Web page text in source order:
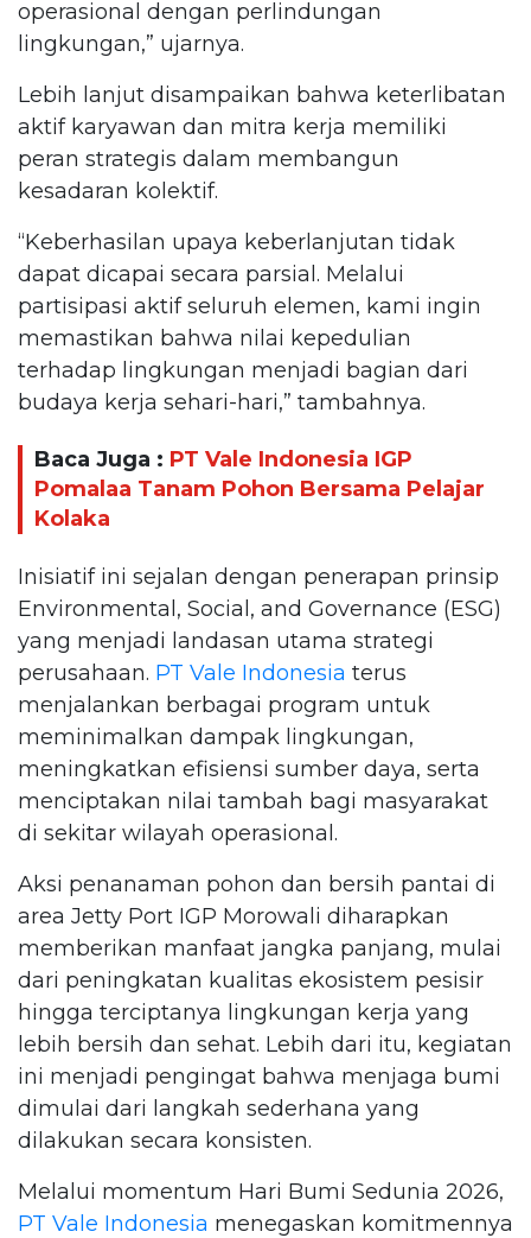
operasional dengan perlindungan
lingkungan,” ujarnya.
Lebih lanjut disampaikan bahwa keterlibatan
aktif karyawan dan mitra kerja memiliki
peran strategis dalam membangun
kesadaran kolektif.
“Keberhasilan upaya keberlanjutan tidak
dapat dicapai secara parsial. Melalui
partisipasi aktif seluruh elemen, kami ingin
memastikan bahwa nilai kepedulian
terhadap lingkungan menjadi bagian dari
budaya kerja sehari-hari,” tambahnya.
Baca Juga : PT Vale Indonesia IGP
Pomalaa Tanam Pohon Bersama Pelajar
Kolaka
Inisiatif ini sejalan dengan penerapan prinsip
Environmental, Social, and Governance (ESG)
yang menjadi landasan utama strategi
perusahaan. PT Vale Indonesia terus
menjalankan berbagai program untuk
meminimalkan dampak lingkungan,
meningkatkan efisiensi sumber daya, serta
menciptakan nilai tambah bagi masyarakat
di sekitar wilayah operasional.
Aksi penanaman pohon dan bersih pantai di
area Jetty Port IGP Morowali diharapkan
memberikan manfaat jangka panjang, mulai
dari peningkatan kualitas ekosistem pesisir
hingga terciptanya lingkungan kerja yang
lebih bersih dan sehat. Lebih dari itu, kegiatan
ini menjadi pengingat bahwa menjaga bumi
dimulai dari langkah sederhana yang
dilakukan secara konsisten.
Melalui momentum Hari Bumi Sedunia 2026,
PT Vale Indonesia menegaskan komitmennya